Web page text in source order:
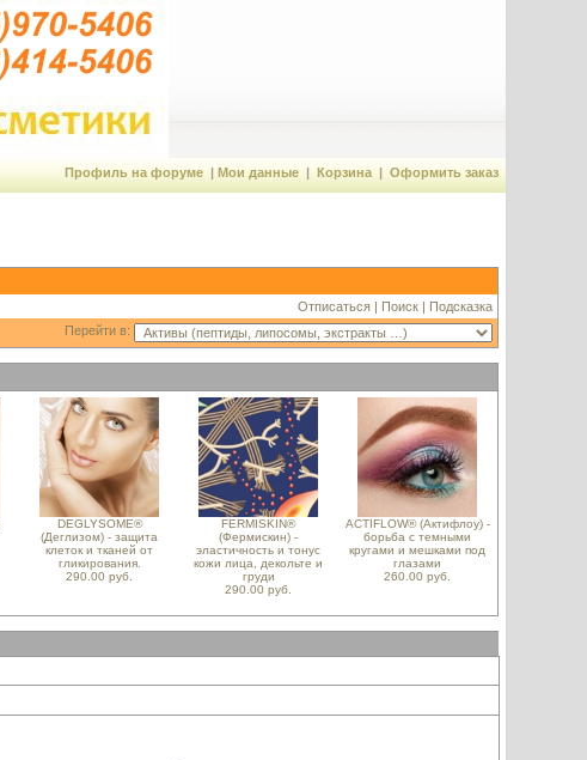
Профиль на форуме| Мои данные| Корзина| Оформить заказ
Отписаться| Поиск| Подсказка
Перейти в:
DEGLYSOME®
(Деглизом) - защита
клеток и тканей от
гликирования.
290.00 руб.
FERMISKIN®
(Фермискин) -
эластичность и тонус
кожи лица, декольте и
груди
290.00 руб.
ACTIFLOW® (Актифлоу) -
борьба с темными
кругами и мешками под
глазами
260.00 руб.